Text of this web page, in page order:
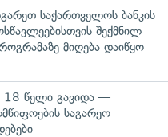
საქართველოს ბანკის
შექმნილ
მიღება დაიწყო
18 წელი გავიდა —
საგარეო